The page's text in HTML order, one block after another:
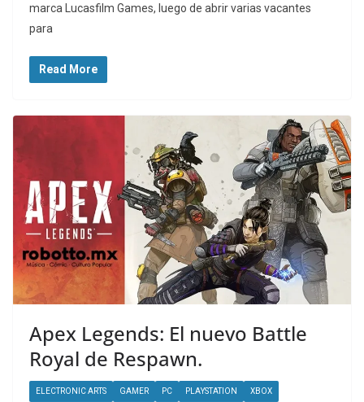
marca Lucasfilm Games, luego de abrir varias vacantes
para
Read More
Apex Legends: El nuevo Battle
Royal de Respawn.
ELECTRONIC ARTS GAMER PC PLAYSTATION XBOX